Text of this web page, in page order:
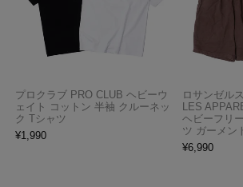
プロクラブ PRO CLUB ヘビーウ
ェイト コットン 半袖 クルーネッ
ク Tシャツ
¥1,990
ロサンゼル
LES
ヘビーフリ
ツ ガーメン
¥6,990